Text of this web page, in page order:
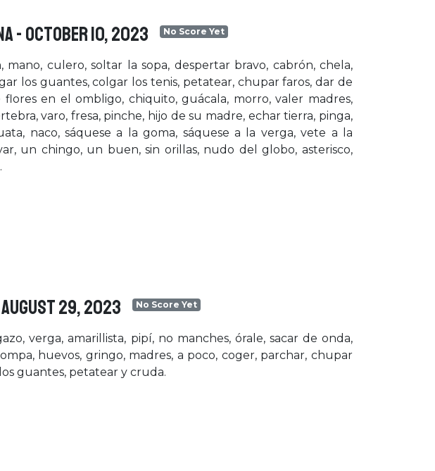
- October 10, 2023 No Score Yet
mano, culero, soltar la sopa, despertar bravo, cabrón, chela,
los guantes, colgar los tenis, petatear, chupar faros, dar de
en el ombligo, chiquito, guácala, morro, valer madres,
varo, fresa, pinche, hijo de su madre, echar tierra, pinga,
naco, sáquese a la goma, sáquese a la verga, vete a la
un chingo, un buen, sin orillas, nudo del globo, asterisco,
- August 29, 2023 No Score Yet
verga, amarillista, pipí, no manches, órale, sacar de onda,
huevos, gringo, madres, a poco, coger, parchar, chupar
guantes, petatear y cruda.